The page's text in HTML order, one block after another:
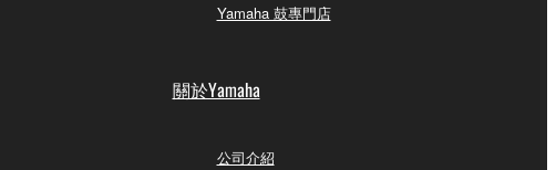
Yamaha 鼓專門店
關於Yamaha
公司介紹